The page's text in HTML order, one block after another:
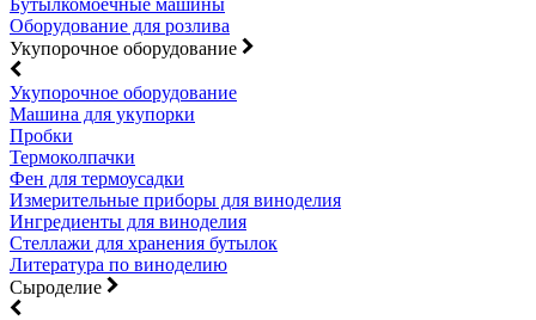
Бутылкомоечные машины
Оборудование для розлива
Укупорочное оборудование
Укупорочное оборудование
Машина для укупорки
Пробки
Термоколпачки
Фен для термоусадки
Измерительные приборы для виноделия
Ингредиенты для виноделия
Стеллажи для хранения бутылок
Литература по виноделию
Сыроделие